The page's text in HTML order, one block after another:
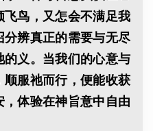
鸟，又怎会不满足我
辨真正的需要与无尽
义。当我们的心意与
服祂而行，便能收获
体验在神旨意中自由